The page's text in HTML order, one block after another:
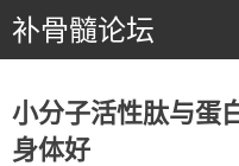
补骨髓论坛
小分子活性肽与蛋
身体好